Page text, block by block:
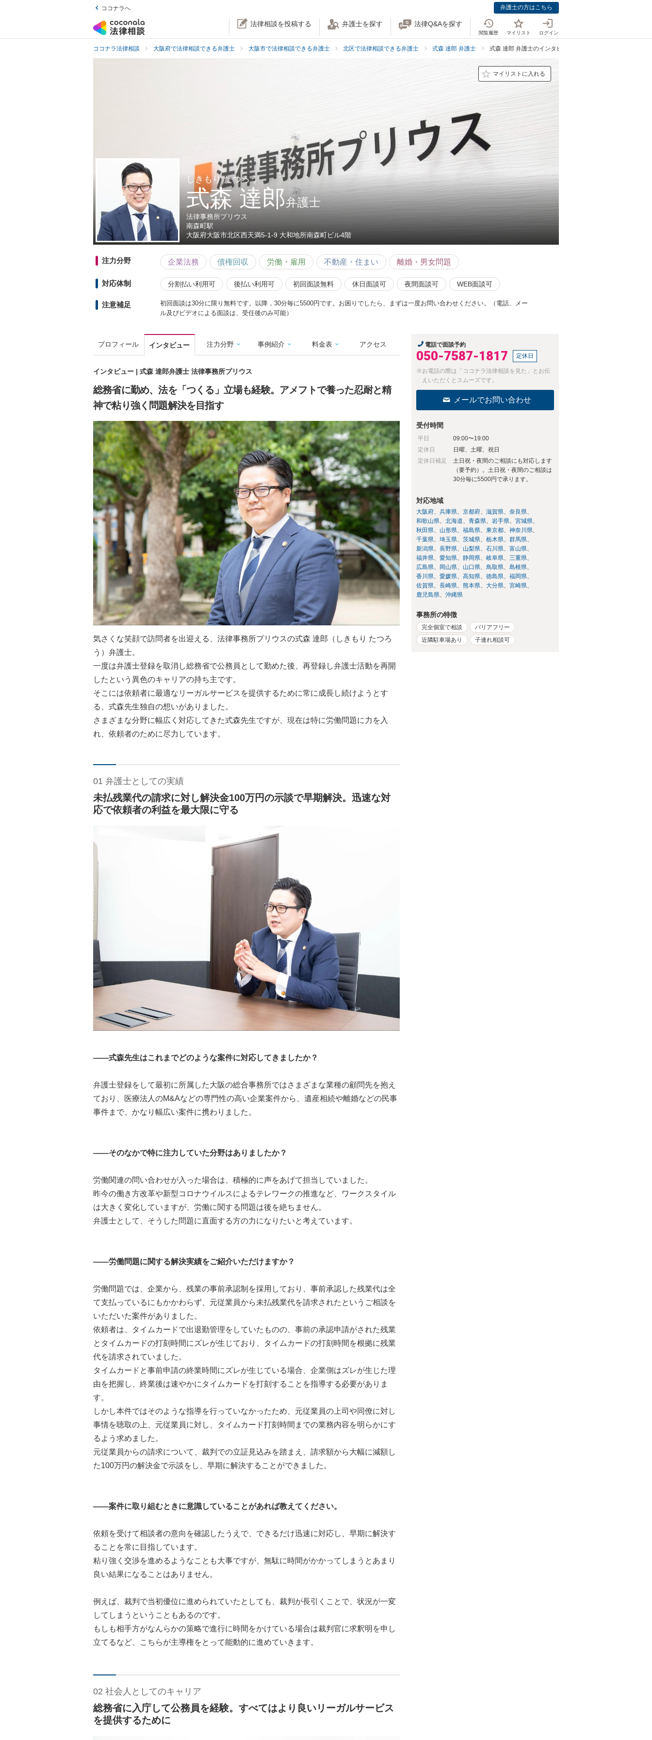
ココナラへ 弁護士の方はこちら
法律相談を投稿する 弁護士を探す 法律Q&Aを探す
閲覧履歴 マイリスト ログイン
ココナラ法律相談 大阪府で法律相談できる弁護士 大阪市で法律相談できる弁護士 北区で法律相談できる弁護士 式森 達郎 弁護士 式森 達郎 弁護士のインタビュー
マイリストに入れる
しきもり たつろう
式森 達郎弁護士
法律事務所プリウス
南森町駅
大阪府大阪市北区西天満5-1-9 大和地所南森町ビル4階
注力分野 企業法務 債権回収 労働・雇用 不動産・住まい 離婚・男女問題
対応体制 分割払い利用可 後払い利用可 初回面談無料 休日面談可 夜間面談可 WEB面談可
注意補足
初回面談は30分に限り無料です。以降，30分毎に5500円です。お困りでしたら、まずは一度お問い合わせください。（電話、メー
ル及びビデオによる面談は、受任後のみ可能）
プロフィール インタビュー 注力分野 事例紹介 料金表 アクセス
インタビュー | 式森 達郎弁護士 法律事務所プリウス
総務省に勤め、法を「つくる」立場も経験。アメフトで養った忍耐と精
神で粘り強く問題解決を目指す
気さくな笑顔で訪問者を出迎える、法律事務所プリウスの式森 達郎（しきもり たつろ
う）弁護士。
一度は弁護士登録を取消し総務省で公務員として勤めた後、再登録し弁護士活動を再開
したという異色のキャリアの持ち主です。
そこには依頼者に最適なリーガルサービスを提供するために常に成長し続けようとす
る、式森先生独自の想いがありました。
さまざまな分野に幅広く対応してきた式森先生ですが、現在は特に労働問題に力を入
れ、依頼者のために尽力しています。
01 弁護士としての実績
未払残業代の請求に対し解決金100万円の示談で早期解決。迅速な対
応で依頼者の利益を最大限に守る
――式森先生はこれまでどのような案件に対応してきましたか？
弁護士登録をして最初に所属した大阪の総合事務所ではさまざまな業種の顧問先を抱え
ており、医療法人のM&Aなどの専門性の高い企業案件から、遺産相続や離婚などの民事
事件まで、かなり幅広い案件に携わりました。
――そのなかで特に注力していた分野はありましたか？
労働関連の問い合わせが入った場合は、積極的に声をあげて担当していました。
昨今の働き方改革や新型コロナウイルスによるテレワークの推進など、ワークスタイル
は大きく変化していますが、労働に関する問題は後を絶ちません。
弁護士として、そうした問題に直面する方の力になりたいと考えています。
――労働問題に関する解決実績をご紹介いただけますか？
労働問題では、企業から、残業の事前承認制を採用しており、事前承認した残業代は全
て支払っているにもかかわらず、元従業員から未払残業代を請求されたというご相談を
いただいた案件がありました。
依頼者は、タイムカードで出退勤管理をしていたものの、事前の承認申請がされた残業
とタイムカードの打刻時間にズレが生じており、タイムカードの打刻時間を根拠に残業
代を請求されていました。
タイムカードと事前申請の終業時間にズレが生じている場合、企業側はズレが生じた理
由を把握し、終業後は速やかにタイムカードを打刻することを指導する必要がありま
す。
しかし本件ではそのような指導を行っていなかったため、元従業員の上司や同僚に対し
事情を聴取の上、元従業員に対し、タイムカード打刻時間までの業務内容を明らかにす
るよう求めました。
元従業員からの請求について、裁判での立証見込みを踏まえ、請求額から大幅に減額し
た100万円の解決金で示談をし、早期に解決することができました。
――案件に取り組むときに意識していることがあれば教えてください。
依頼を受けて相談者の意向を確認したうえで、できるだけ迅速に対応し、早期に解決す
ることを常に目指しています。
粘り強く交渉を進めるようなことも大事ですが、無駄に時間がかかってしまうとあまり
良い結果になることはありません。
例えば、裁判で当初優位に進められていたとしても、裁判が長引くことで、状況が一変
してしまうということもあるのです。
もしも相手方がなんらかの策略で進行に時間をかけている場合は裁判官に求釈明を申し
立てるなど、こちらが主導権をとって能動的に進めていきます。
02 社会人としてのキャリア
総務省に入庁して公務員を経験。すべてはより良いリーガルサービス
を提供するために
電話で面談予約
050-7587-1817 定休日
※お電話の際は「ココナラ法律相談を見た」とお伝
えいただくとスムーズです。
メールでお問い合わせ
受付時間
平日
09:00〜19:00
定休日
日曜、土曜、祝日
定休日補足
土日祝・夜間のご相談にも対応します
（要予約）。土日祝・夜間のご相談は
30分毎に5500円で承ります。
対応地域
大阪府 兵庫県 京都府 滋賀県
奈良県
和歌山県
北海道 青森県 岩手県
宮城県
秋田県
山形県 福島県 東京都
神奈川県
千葉県
埼玉県 茨城県 栃木県
群馬県
新潟県
長野県 山梨県 石川県
富山県
福井県
愛知県 静岡県 岐阜県
三重県
広島県
岡山県 山口県 鳥取県
島根県
香川県
愛媛県 高知県 徳島県
福岡県
佐賀県
長崎県 熊本県 大分県
宮崎県
鹿児島県
沖縄県
事務所の特徴
完全個室で相談
バリアフリー
近隣駐車場あり
子連れ相談可